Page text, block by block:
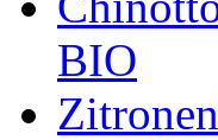
BIO